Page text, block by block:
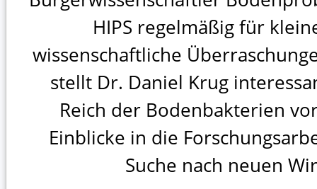
HIPS regelmäßig für
wissenschaftliche
stellt Dr. Daniel Krug
Reich der Bodenbakterien
Einblicke in die
Suche nach neuen